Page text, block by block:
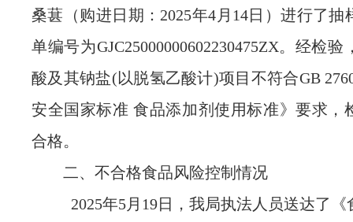
桑葚（购进日期：2025年4月14日）进行了抽
单编号为GJC25000000602230475ZX。经检
酸及其钠盐(以脱氢乙酸计)项目不符合GB
安全国家标准 食品添加剂使用标准》要求，
合格。
二、不合格食品风险控制情况
2025年5月19日，我局执法人员送达了